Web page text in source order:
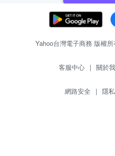
Yahoo台灣電子商務 版權
客服中心 | 關於
網路安全 | 隱